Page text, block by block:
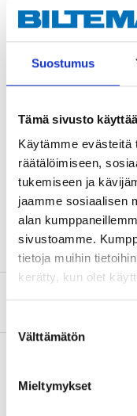
Suostumus
Tämä sivusto
Käytämme evästeitä
räätälöimiseen,
tukemiseen ja
jaamme sosiaalisen
alan
sivustoamme.
tietoja muihin
kerätty, kun olet
valinta
Välttämätön
Mieltymykset
Material
Tip
Material
Diameter